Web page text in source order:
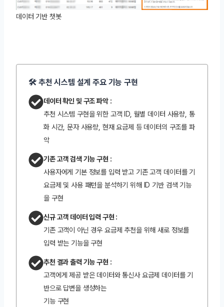
데이터 기반 챗봇
🛠️ 추천 시스템 설계 주요 기능 구현
데이터 확인 및 구조 파악 :
추천 시스템 구현을 위한 고객 ID, 월별 데이터 사용량, 통
화 시간, 문자 사용량, 현재 요금제 등 데이터의 구조를 파
악
기존 고객 검색 기능 구현 :
사용자에게 기본 정보를 입력 받고 기존 고객 데이터를 기
요금제 및 사용 패턴을 분석하기 위해 ID 기반 검색 기능
을 구현
신규 고객 데이터 입력 구현 :
기존 고객이 아닌 경우 요금제 추천을 위해 새로 정보를
입력 받는 기능을 구현
추천 결과 출력 기능 구현 :
고객에게 제공 받은 데이터와 통신사 요금제 데이터를 기
반으로 답변을 생성하는
기능 구현